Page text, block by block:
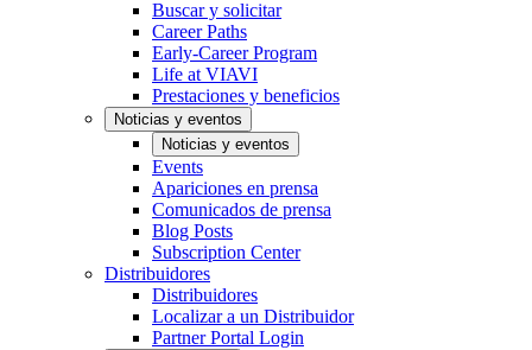
Buscar y solicitar
Career Paths
Early-Career Program
Life at VIAVI
Prestaciones y beneficios
Noticias y eventos
Noticias y eventos
Events
Apariciones en prensa
Comunicados de prensa
Blog Posts
Subscription Center
Distribuidores
Distribuidores
Localizar a un Distribuidor
Partner Portal Login